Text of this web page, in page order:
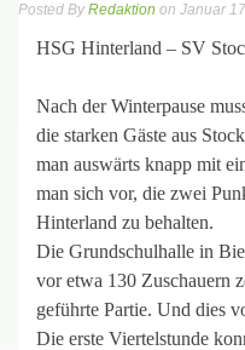
Posted ByRedaktion on Januar
HSG Hinterland – SV
Nach der Winterpause
die starken Gäste aus
man auswärts knapp mit
man sich vor, die zwei
Hinterland zu behalten.
Die Grundschulhalle in
vor etwa 130 Zuschauern
geführte Partie. Und dies
Die erste Viertelstunde